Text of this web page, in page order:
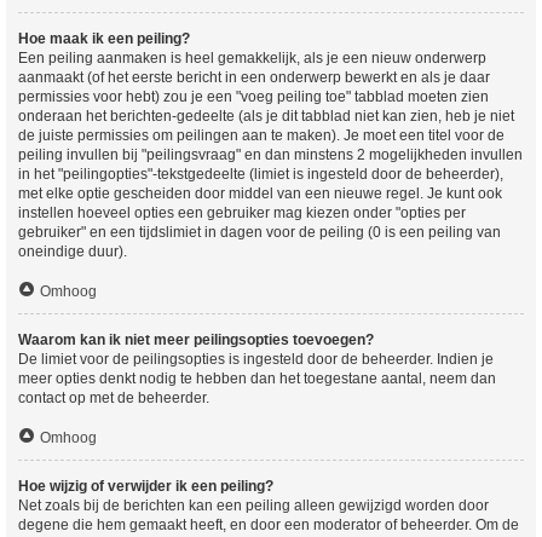
Hoe maak ik een peiling?
Een peiling aanmaken is heel gemakkelijk, als je een nieuw onderwerp
aanmaakt (of het eerste bericht in een onderwerp bewerkt en als je daar
permissies voor hebt) zou je een "voeg peiling toe" tabblad moeten zien
onderaan het berichten-gedeelte (als je dit tabblad niet kan zien, heb je niet
de juiste permissies om peilingen aan te maken). Je moet een titel voor de
peiling invullen bij "peilingsvraag" en dan minstens 2 mogelijkheden invullen
in het "peilingopties"-tekstgedeelte (limiet is ingesteld door de beheerder),
met elke optie gescheiden door middel van een nieuwe regel. Je kunt ook
instellen hoeveel opties een gebruiker mag kiezen onder "opties per
gebruiker" en een tijdslimiet in dagen voor de peiling (0 is een peiling van
oneindige duur).
Omhoog
Waarom kan ik niet meer peilingsopties toevoegen?
De limiet voor de peilingsopties is ingesteld door de beheerder. Indien je
meer opties denkt nodig te hebben dan het toegestane aantal, neem dan
contact op met de beheerder.
Omhoog
Hoe wijzig of verwijder ik een peiling?
Net zoals bij de berichten kan een peiling alleen gewijzigd worden door
degene die hem gemaakt heeft, en door een moderator of beheerder. Om de